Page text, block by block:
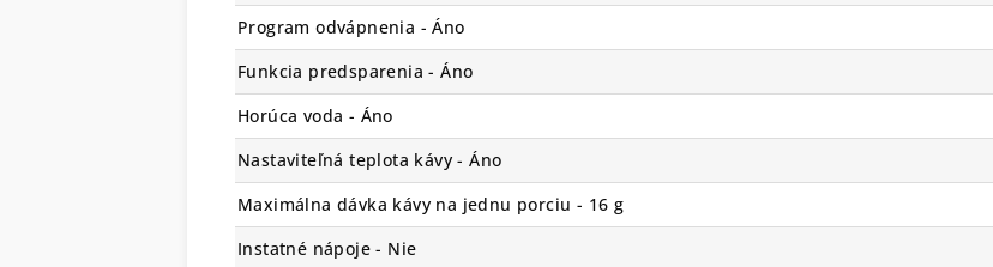
Program odvápnenia - Áno
Funkcia predsparenia - Áno
Horúca voda - Áno
Nastaviteľná teplota kávy - Áno
Maximálna dávka kávy na jednu porciu - 16 g
Instatné nápoje - Nie